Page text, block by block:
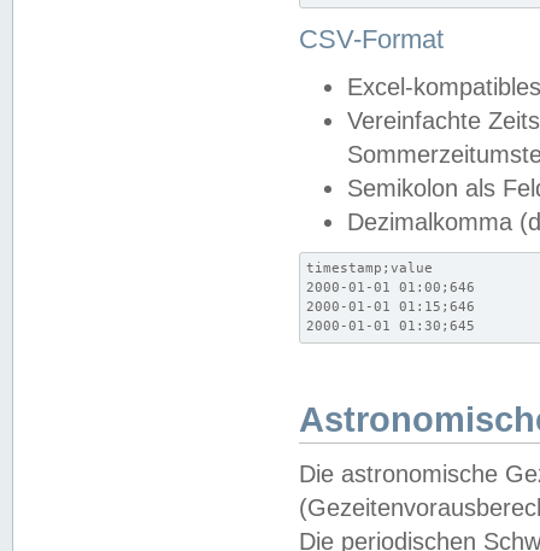
CSV-Format
Excel-
Vereinfachte
Semikolon als
Dezimalkomma
timestamp;value
2000-01-01 01:00;646
2000-01-01 01:15;646
2000-01-01 01:30;645
Die astronomische
Die periodischen